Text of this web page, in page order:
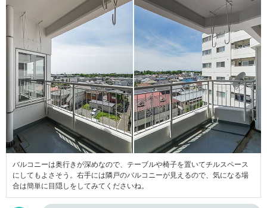
バルコニーは奥行きが深めなので、テーブルや椅子を置いてチルスペース
にしてもよさそう。右手には隣戸のバルコニーが見えるので、気になる場
合は簡単に目隠しをしてみてくださいね。